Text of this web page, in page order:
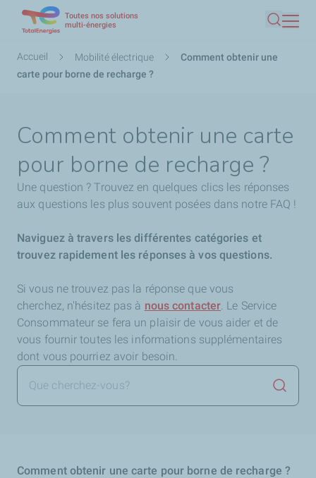
contenu
Toutes nos solutions
multi-énergies
Fil
d'Ariane
Accueil Mobilité électrique
Comment obtenir une
carte pour borne de recharge ?
Comment obtenir une carte
pour borne de recharge ?
Une question ? Trouvez en quelques clics les réponses
aux questions les plus souvent posées dans notre FAQ !
Naviguez à travers les différentes catégories et
trouvez rapidement les réponses à vos questions.
Si vous ne trouvez pas la réponse que vous
cherchez, n'hésitez pas à nous contacter. Le Service
Consommateur se fera un plaisir de vous aider et de
vous fournir toutes les informations supplémentaires
dont vous pourriez avoir besoin.
Comment obtenir une carte pour borne de recharge ?